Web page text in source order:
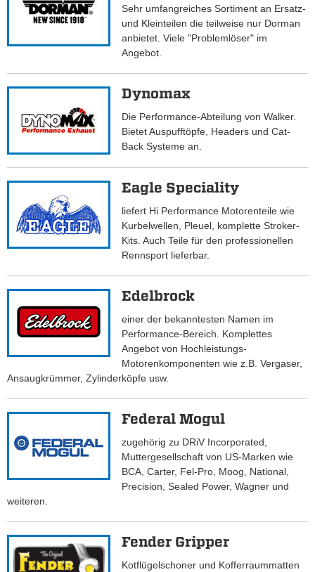
Sehr umfangreiches Sortiment an Ersatz-
und Kleinteilen die teilweise nur Dorman
anbietet. Viele "Problemlöser" im
Angebot.
Dynomax
Die Performance-Abteilung von Walker.
Bietet Auspufftöpfe, Headers und Cat-
Back Systeme an.
Eagle Speciality
liefert Hi Performance Motorenteile wie
Kurbelwellen, Pleuel, komplette Stroker-
Kits. Auch Teile für den professionellen
Rennsport lieferbar.
Edelbrock
einer der bekanntesten Namen im
Performance-Bereich. Komplettes
Angebot von Hochleistungs-
Motorenkomponenten wie z.B. Vergaser,
Ansaugkrümmer, Zylinderköpfe usw.
Federal Mogul
zugehörig zu DRiV Incorporated,
Muttergesellschaft von US-Marken wie
BCA, Carter, Fel-Pro, Moog, National,
Precision, Sealed Power, Wagner und
weiteren.
Fender Gripper
Kotflügelschoner und Kofferraummatten